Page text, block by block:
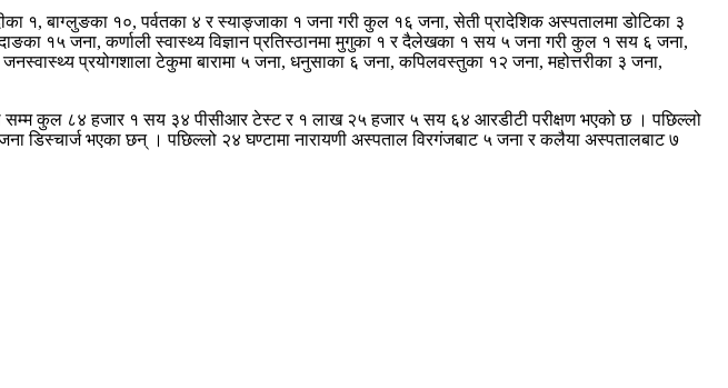
१, बाग्लुङका १०, पर्वतका ४ र स्याङ्जाका १ जना गरी कुल १६ जना, सेती प्रादेशिक अस्पतालमा डोटिका ३
१५ जना, कर्णाली स्वास्थ्य विज्ञान प्रतिस्ठानमा मुगुका १ र दैलेखका १ सय ५ जना गरी कुल १ सय ६ जना,
प्रयोगशाला टेकुमा बारामा ५ जना, धनुसाका ६ जना, कपिलवस्तुका १२ जना, महोत्तरीका ३ जना,
कुल ८४ हजार १ सय ३४ पीसीआर टेस्ट र १ लाख २५ हजार ५ सय ६४ आरडीटी परीक्षण भएको छ । पछिल्लो
डिस्चार्ज भएका छन् । पछिल्लो २४ घण्टामा नारायणी अस्पताल विरगंजबाट ५ जना र कलैया अस्पतालबाट ७